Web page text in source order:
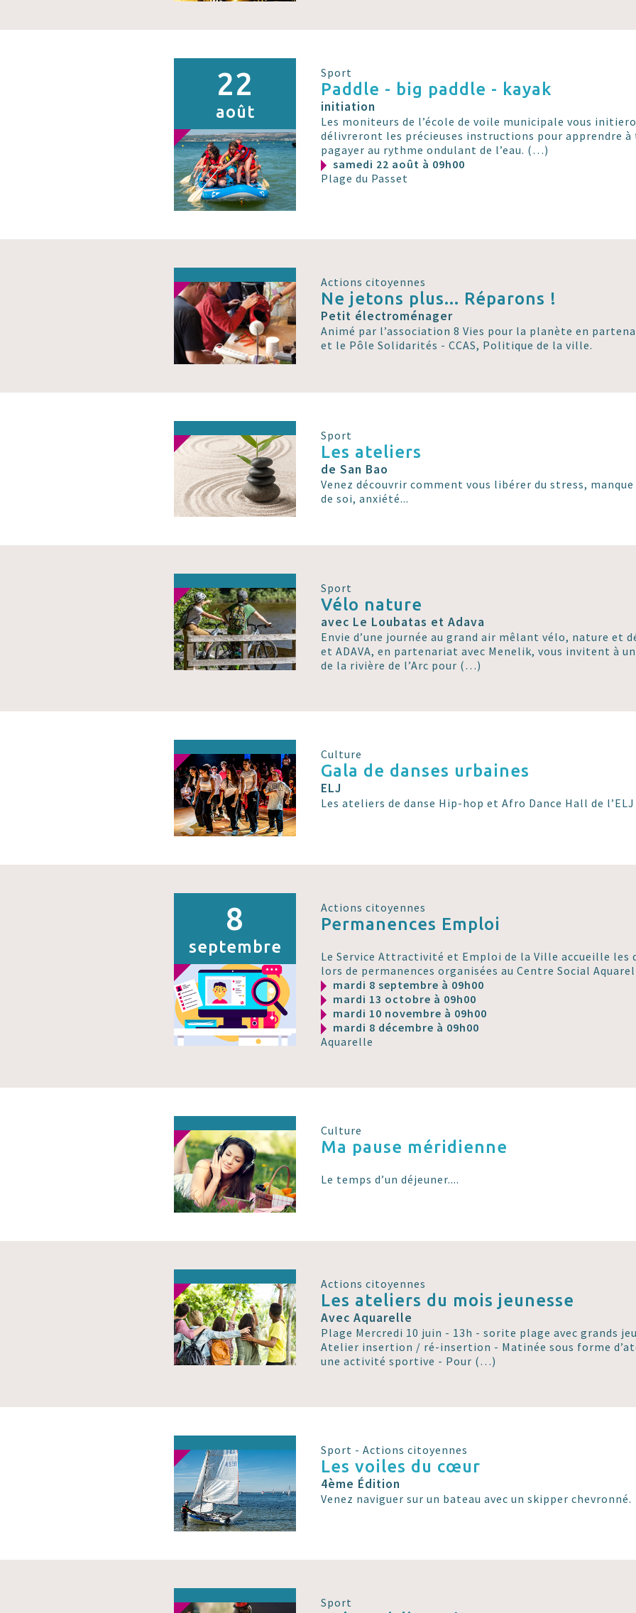
22
août
Sport
Paddle - big paddle - kayak
initiation
Les moniteurs de l’école de voile municipale vous
délivreront les précieuses instructions pour apprendre
pagayer au rythme ondulant de l’eau. (…)
samedi 22 août à 09h00
Plage du Passet
Actions citoyennes
Ne jetons plus... Réparons !
Petit électroménager
Animé par l’association 8 Vies pour la planète en
et le Pôle Solidarités - CCAS, Politique de la ville.
Sport
Les ateliers
de San Bao
Venez découvrir comment vous libérer du stress,
de soi, anxiété...
Sport
Vélo nature
avec Le Loubatas et Adava
Envie d’une journée au grand air mêlant vélo, nature et
et ADAVA, en partenariat avec Menelik, vous invitent à
de la rivière de l’Arc pour (…)
Culture
Gala de danses urbaines
ELJ
Les ateliers de danse Hip-hop et Afro Dance Hall de l’ELJ
8
septembre
Actions citoyennes
Permanences Emploi
Le Service Attractivité et Emploi de la Ville accueille les
lors de permanences organisées au Centre Social
mardi 8 septembre à 09h00
mardi 13 octobre à 09h00
mardi 10 novembre à 09h00
mardi 8 décembre à 09h00
Aquarelle
Culture
Ma pause méridienne
Le temps d’un déjeuner....
Actions citoyennes
Les ateliers du mois jeunesse
Avec Aquarelle
Plage Mercredi 10 juin - 13h - sorite plage avec grands
Atelier insertion / ré-insertion - Matinée sous forme
une activité sportive - Pour (…)
Sport - Actions citoyennes
Les voiles du cœur
4ème Édition
Venez naviguer sur un bateau avec un skipper chevronné.
Sport